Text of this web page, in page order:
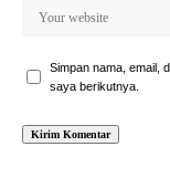
Simpan nama, email,
saya berikutnya.